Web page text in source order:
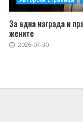
За една награда и
жените
2026-07-30